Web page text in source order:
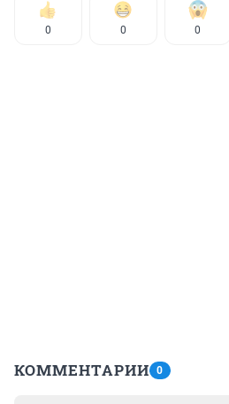
0 0 0
КОММЕНТАРИИ 0